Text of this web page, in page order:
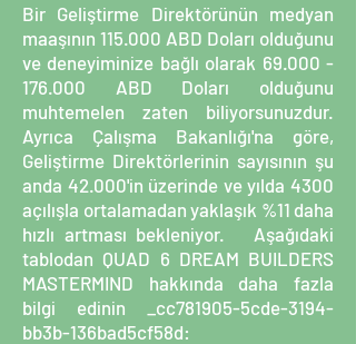
Bir Geliştirme Direktörünün medyan
maaşının 115.000 ABD Doları olduğunu
ve deneyiminize bağlı olarak 69.000 -
176.000 ABD Doları olduğunu
muhtemelen zaten biliyorsunuzdur.
Ayrıca Çalışma Bakanlığı'na göre,
Geliştirme Direktörlerinin sayısının şu
anda 42.000'in üzerinde ve yılda 4300
açılışla ortalamadan yaklaşık %11 daha
hızlı artması bekleniyor. Aşağıdaki
tablodan QUAD 6 DREAM BUILDERS
MASTERMIND hakkında daha fazla
bilgi edinin _cc781905-5cde-3194-
bb3b-136bad5cf58d: